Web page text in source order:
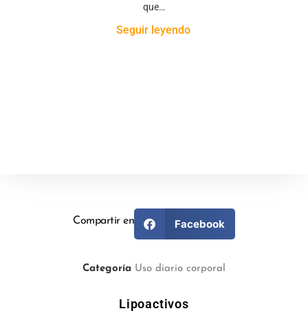
que…
Seguir leyendo
Lipoactivos
Categoría Uso diario corporal
Compartir en Facebook